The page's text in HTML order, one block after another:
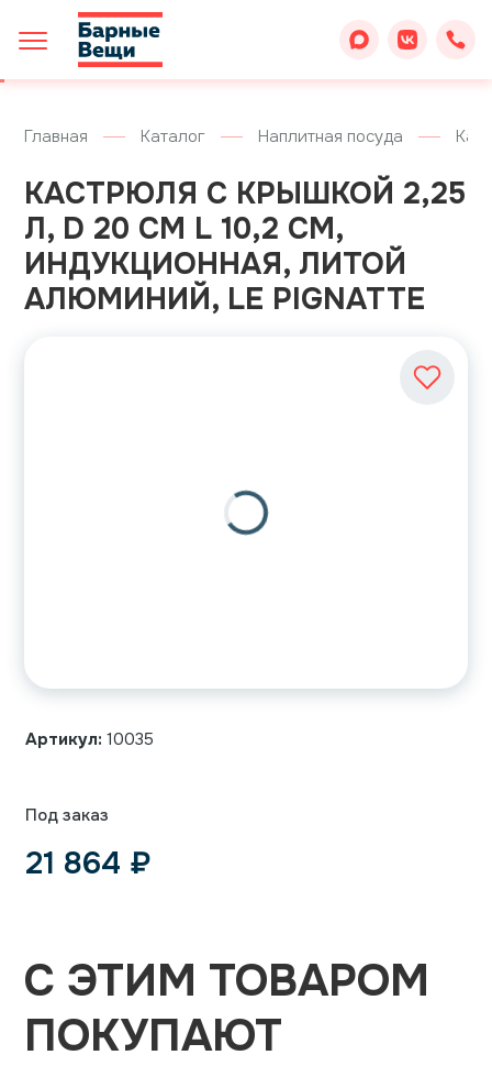
Главная Каталог Наплитная посуда
КАСТРЮЛЯ С КРЫШКОЙ 2,25
Л, D 20 СМ L 10,2 СМ,
ИНДУКЦИОННАЯ, ЛИТОЙ
АЛЮМИНИЙ, LE PIGNATTE
Артикул: 10035
Под заказ
21 864 ₽
С ЭТИМ ТОВАРОМ
ПОКУПАЮТ